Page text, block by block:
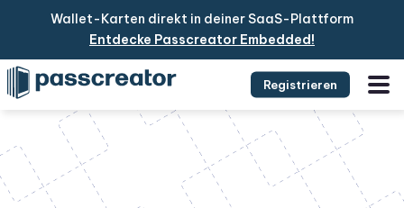
Wallet-Karten direkt in deiner SaaS-Plattform
Entdecke Passcreator Embedded!
Registrieren